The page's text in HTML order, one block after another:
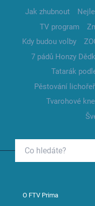
Jak zhubnout
TV program
Kdy budou volby
7 pádů Honzy
Tatarák
Pěstování
Tvarohové
O FTV Prima